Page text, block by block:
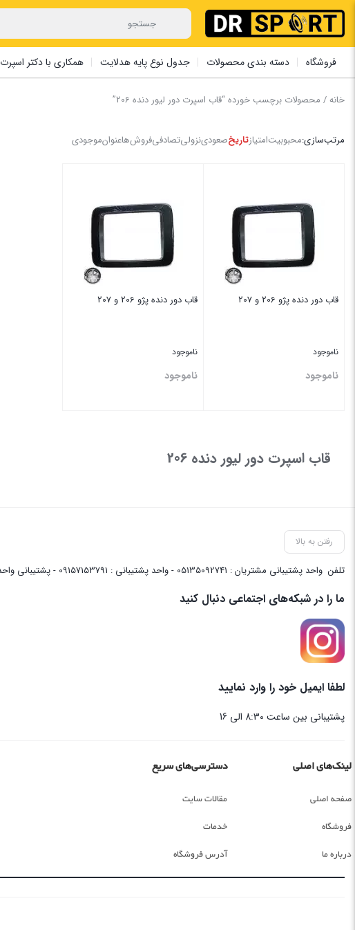
فروشگاه دسته بندی محصولات جدول نوع پایه هدلایت همکاری با دکتر اسپرت
خانه/ محصولات برچسب خورده “قاب اسپرت دور لیور دنده 206”
مرتب‌سازی:محبوبیتامتیازتاریخصعودینزولیتصادفیفروش‌هاعنوانموجودی
قاب دور دنده پژو 206 و 207
ناموجود
ناموجود
قاب دور دنده پژو 206 و 207
ناموجود
ناموجود
قاب اسپرت دور لیور دنده 206
رفتن به بالا
تلفن واحد پشتیبانی مشتریان : 05135092741 - واحد پشتیبانی : 09157153791 - پشتیبانی واحد فنی سایت : 09058048656
ما را در شبکه‌های اجتماعی دنبال کنید
لطفا ایمیل خود را وارد نمایید
پشتیبانی بین ساعت 8:30 الی 16
لینک‌های اصلی
صفحه اصلی
فروشگاه
درباره ما
دسترسی‌های سریع
مقالات سایت
خدمات
آدرس فروشگاه